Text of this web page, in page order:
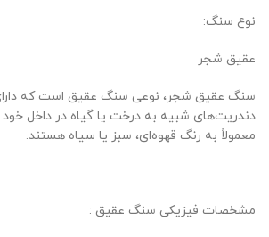
نوع سنگ:
عقیق شجر
سنگ عقیق شجر، نوعی سنگ عقیق است که
دندریت‌های شبیه به درخت یا گیاه در داخل
معمولاً به رنگ قهوه‌ای، سبز یا سیاه هستند.
مشخصات فیزیکی سنگ عقیق :